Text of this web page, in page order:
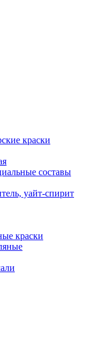
краски
составы
уайт-спирит
краски